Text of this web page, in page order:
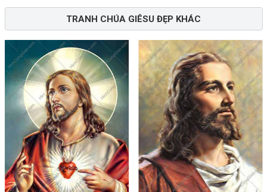
TRANH CHÚA GIÊSU ĐẸP KHÁC